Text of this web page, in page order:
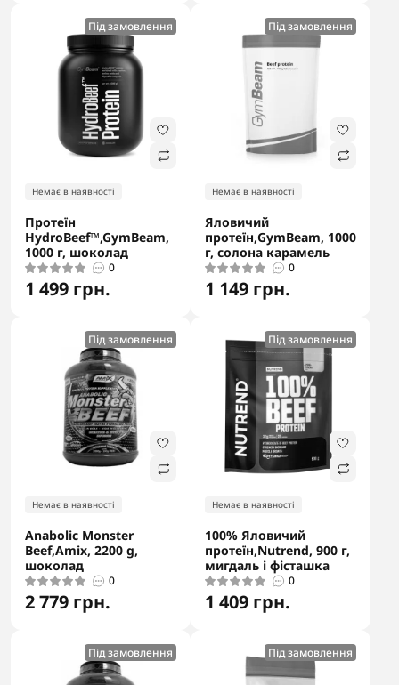
Під замовлення
Немає в наявності
Протеїн
HydroBeef™,GymBeam,
1000 г, шоколад
0
1 499 грн.
Під замовлення
Немає в наявності
Яловичий
протеїн,GymBeam, 1000
г, солона карамель
0
1 149 грн.
Під замовлення
Немає в наявності
Anabolic Monster
Beef,Amix, 2200 g,
шоколад
0
2 779 грн.
Під замовлення
Немає в наявності
100% Яловичий
протеїн,Nutrend, 900 г,
мигдаль і фісташка
0
1 409 грн.
Під замовлення Під замовлення